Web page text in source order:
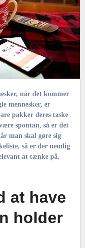
mennesker, er
pakker deres taske
spontan, så er det
man skal gøre sig
så er der nemlig
at tænke på.
at have
holder